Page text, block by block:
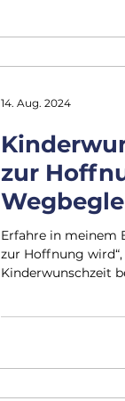
zur
Erfahre in meinem
zur Hoffnung
Kinderwunschzeit
14. Aug. 2024